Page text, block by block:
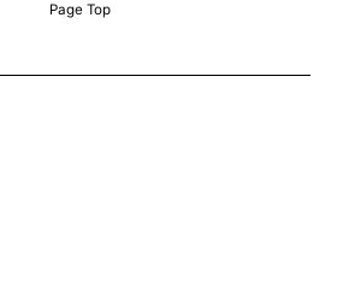
Page Top